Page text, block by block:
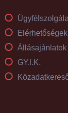
Elérhetőségek
Állásajánlatok
GY.I.K.